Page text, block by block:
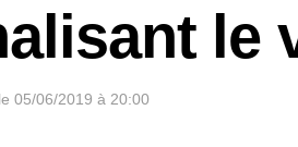
le
le 05/06/2019 à 20:00